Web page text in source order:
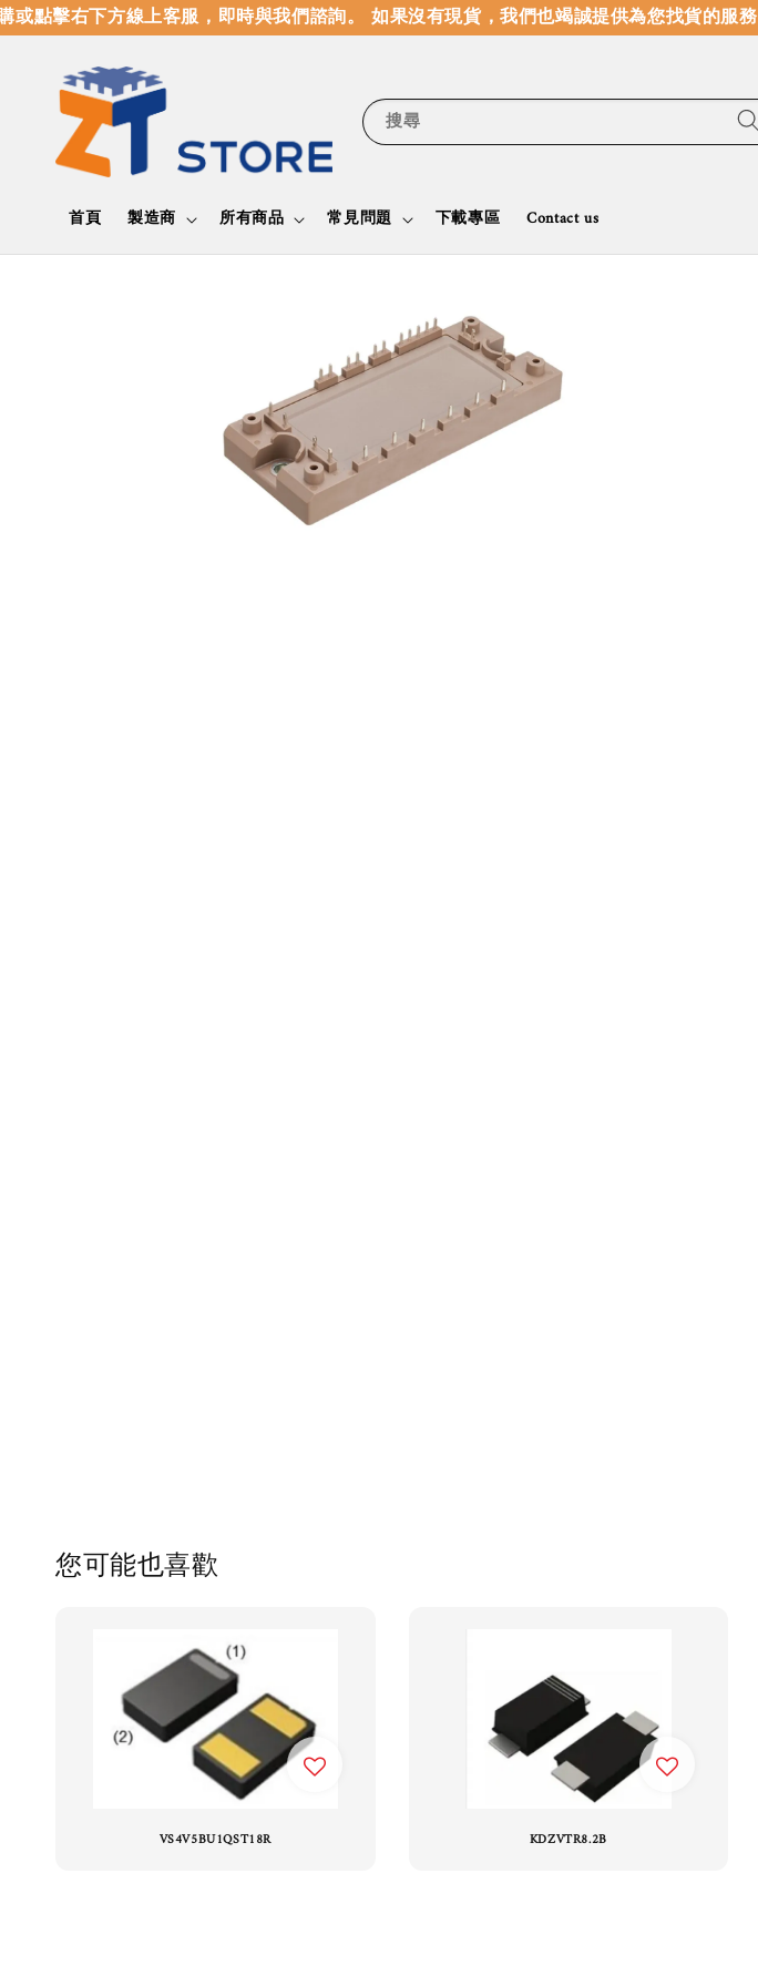
點擊右下方線上客服，即時與我們諮詢。 如果沒有現貨，我們也竭誠提供為您找貨的服務。
搜尋
首頁 製造商 所有商品 常見問題 下載專區 Contact us
您可能也喜歡
VS4V5BU1QST18R KDZVTR8.2B